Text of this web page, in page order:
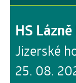
25. 08.
HS
Jizerské